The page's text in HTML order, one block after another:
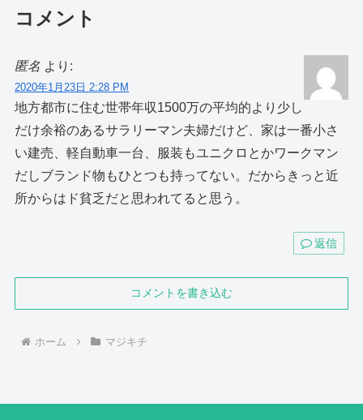
コメント
匿名 より:
2020年1月23日 2:28 PM
地方都市に住む世帯年収1500万の平均的より少し
だけ余裕のあるサラリーマン夫婦だけど、家は一番小さ
い建売、軽自動車一台、服装もユニクロとかワークマン
だしブランド物もひとつも持ってない。だからきっと近
所からはド貧乏だと思われてると思う。
返信
コメントを書き込む
ホーム マジキチ